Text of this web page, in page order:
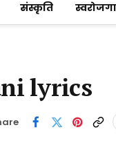
संस्कृति
lyrics